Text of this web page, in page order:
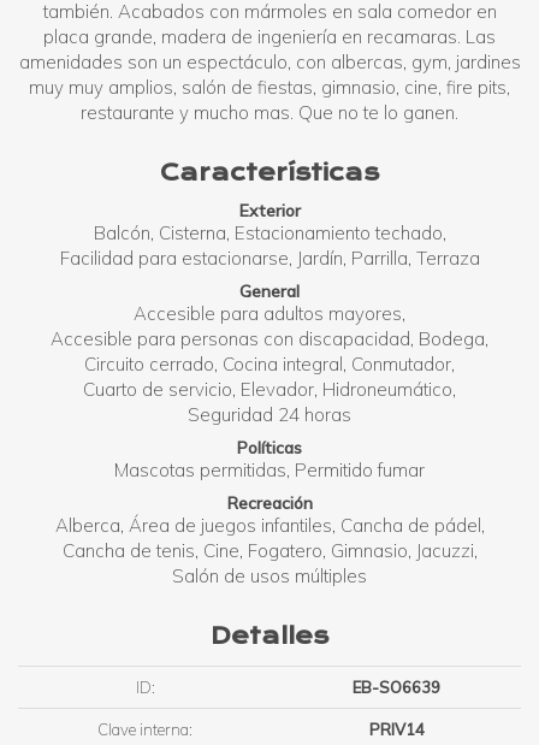
también. Acabados con mármoles en sala comedor en
placa grande, madera de ingeniería en recamaras. Las
amenidades son un espectáculo, con albercas, gym, jardines
muy muy amplios, salón de fiestas, gimnasio, cine, fire pits,
restaurante y mucho mas. Que no te lo ganen.
Características
Exterior
Balcón Cisterna Estacionamiento techado
Facilidad para estacionarse Jardín Parrilla Terraza
General
Accesible para adultos mayores
Accesible para personas con discapacidad Bodega
Circuito cerrado Cocina integral Conmutador
Cuarto de servicio Elevador Hidroneumático
Seguridad 24 horas
Políticas
Mascotas permitidas Permitido fumar
Recreación
Alberca Área de juegos infantiles Cancha de pádel
Cancha de tenis Cine Fogatero Gimnasio Jacuzzi
Salón de usos múltiples
Detalles
ID: EB-SO6639
Clave interna: PRIV14